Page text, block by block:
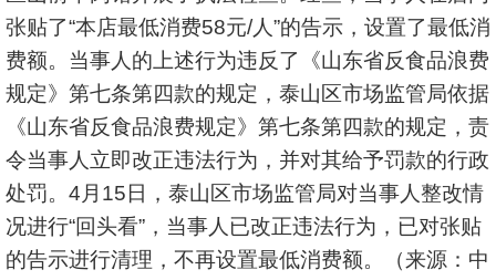
张贴了“本店最低消费58元/人”的告示，设置了最低消
费额。当事人的上述行为违反了《山东省反食品浪费
规定》第七条第四款的规定，泰山区市场监管局依据
《山东省反食品浪费规定》第七条第四款的规定，责
令当事人立即改正违法行为，并对其给予罚款的行政
处罚。4月15日，泰山区市场监管局对当事人整改情
况进行“回头看”，当事人已改正违法行为，已对张贴
的告示进行清理，不再设置最低消费额。（来源：中